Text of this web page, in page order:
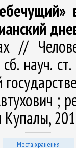
//
науч.
;
Купалы,
Места хранения